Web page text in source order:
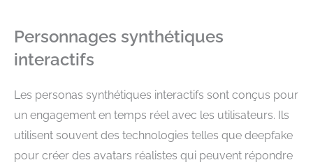
Personnages synthétiques
interactifs
Les personas synthétiques interactifs sont conçus pour
un engagement en temps réel avec les utilisateurs. Ils
utilisent souvent des technologies telles que deepfake
pour créer des avatars réalistes qui peuvent répondre